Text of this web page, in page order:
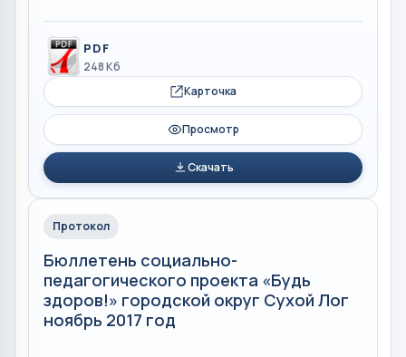
PDF
248 Кб
Карточка
Просмотр
Скачать
Протокол
Бюллетень социально-
педагогического проекта «Будь
здоров!» городской округ Сухой Лог
ноябрь 2017 год